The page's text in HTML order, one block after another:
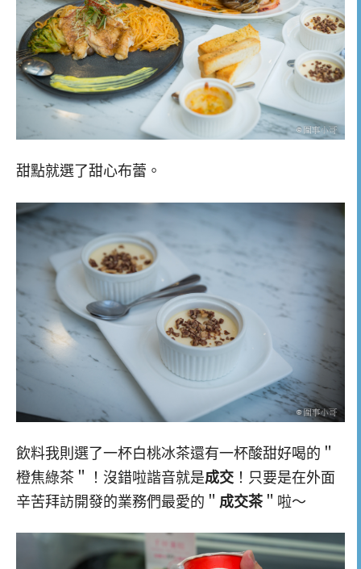
甜點就選了甜心布蕾。
飲料我則選了一杯白桃冰茶還有一杯酸甜好喝的＂
橙焦綠茶＂！沒錯啦諧音就是成交 ！只要是在外面
辛苦拜訪開發的業務們最愛的＂ 成交茶＂啦～